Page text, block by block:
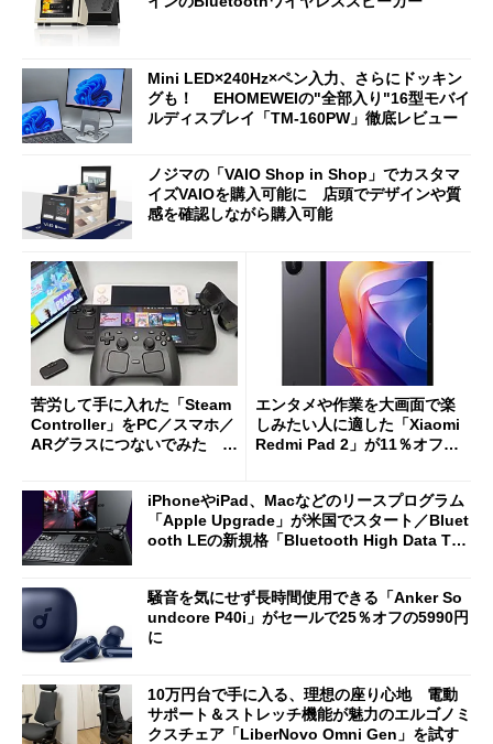
Mini LED×240Hz×ペン入力、さらにドッキン
グも！ EHOMEWEIの"全部入り"16型モバイ
ルディスプレイ「TM-160PW」徹底レビュー
ノジマの「VAIO Shop in Shop」でカスタマ
イズVAIOを購入可能に 店頭でデザインや質
感を確認しながら購入可能
苦労して手に入れた「Steam
Controller」をPC／スマホ／
ARグラスにつないでみた ゲ
エンタメや作業を大画面で楽
しみたい人に適した「Xiaomi
Redmi Pad 2」が11％オフの
iPhoneやiPad、Macなどのリースプログラム
「Apple Upgrade」が米国でスタート／Bluet
ooth LEの新規格「Bluetooth High Data Thr
騒音を気にせず長時間使用できる「Anker So
undcore P40i」がセールで25％オフの5990円
に
10万円台で手に入る、理想の座り心地 電動
サポート＆ストレッチ機能が魅力のエルゴノミ
クスチェア「LiberNovo Omni Gen」を試す